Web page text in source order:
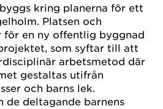
kring planerna för ett
Platsen och
för en ny offentlig byggnad
som syftar till att
arbetsmetod där
gestaltas utifrån
och barns lek.
de deltagande barnens